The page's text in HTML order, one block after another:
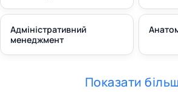
Адміністративний
менеджмент
Показати